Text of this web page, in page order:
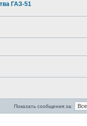
ГАЗ-51
Показать сообщения за: